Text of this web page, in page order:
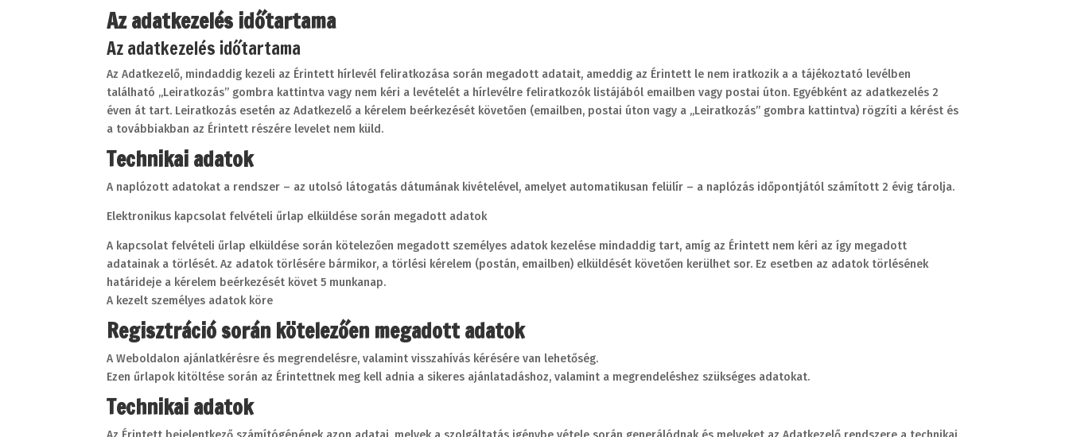
Az adatkezelés időtartama
Az adatkezelés időtartama
Az Adatkezelő, mindaddig kezeli az Érintett hírlevél feliratkozása során megadott adatait, ameddig az Érintett le nem iratkozik a a tájékoztató levélben
található „Leiratkozás” gombra kattintva vagy nem kéri a levételét a hírlevélre feliratkozók listájából emailben vagy postai úton. Egyébként az adatkezelés 2
éven át tart. Leiratkozás esetén az Adatkezelő a kérelem beérkezését követően (emailben, postai úton vagy a „Leiratkozás” gombra kattintva) rögzíti a kérést és
a továbbiakban az Érintett részére levelet nem küld.
Technikai adatok
A naplózott adatokat a rendszer – az utolsó látogatás dátumának kivételével, amelyet automatikusan felülír – a naplózás időpontjától számított 2 évig tárolja.
Elektronikus kapcsolat felvételi űrlap elküldése során megadott adatok
A kapcsolat felvételi űrlap elküldése során kötelezően megadott személyes adatok kezelése mindaddig tart, amíg az Érintett nem kéri az így megadott
adatainak a törlését. Az adatok törlésére bármikor, a törlési kérelem (postán, emailben) elküldését követően kerülhet sor. Ez esetben az adatok törlésének
határideje a kérelem beérkezését követ 5 munkanap.
A kezelt személyes adatok köre
Regisztráció során kötelezően megadott adatok
A Weboldalon ajánlatkérésre és megrendelésre, valamint visszahívás kérésére van lehetőség.
Ezen űrlapok kitöltése során az Érintettnek meg kell adnia a sikeres ajánlatadáshoz, valamint a megrendeléshez szükséges adatokat.
Technikai adatok